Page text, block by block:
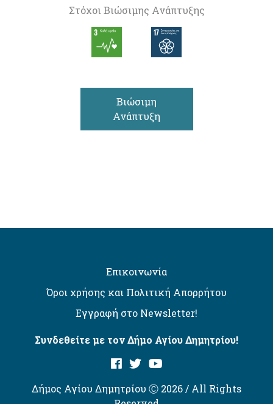
Στόχοι Βιώσιμης Ανάπτυξης
Βιώσιμη
Ανάπτυξη
Επικοινωνία
Όροι χρήσης και Πολιτική Απορρήτου
Εγγραφή στο Newsletter!
Συνδεθείτε με τον Δήμο Αγίου Δημητρίου!
Δήμος Αγίου Δημητρίου Ⓒ 2026 / All Rights